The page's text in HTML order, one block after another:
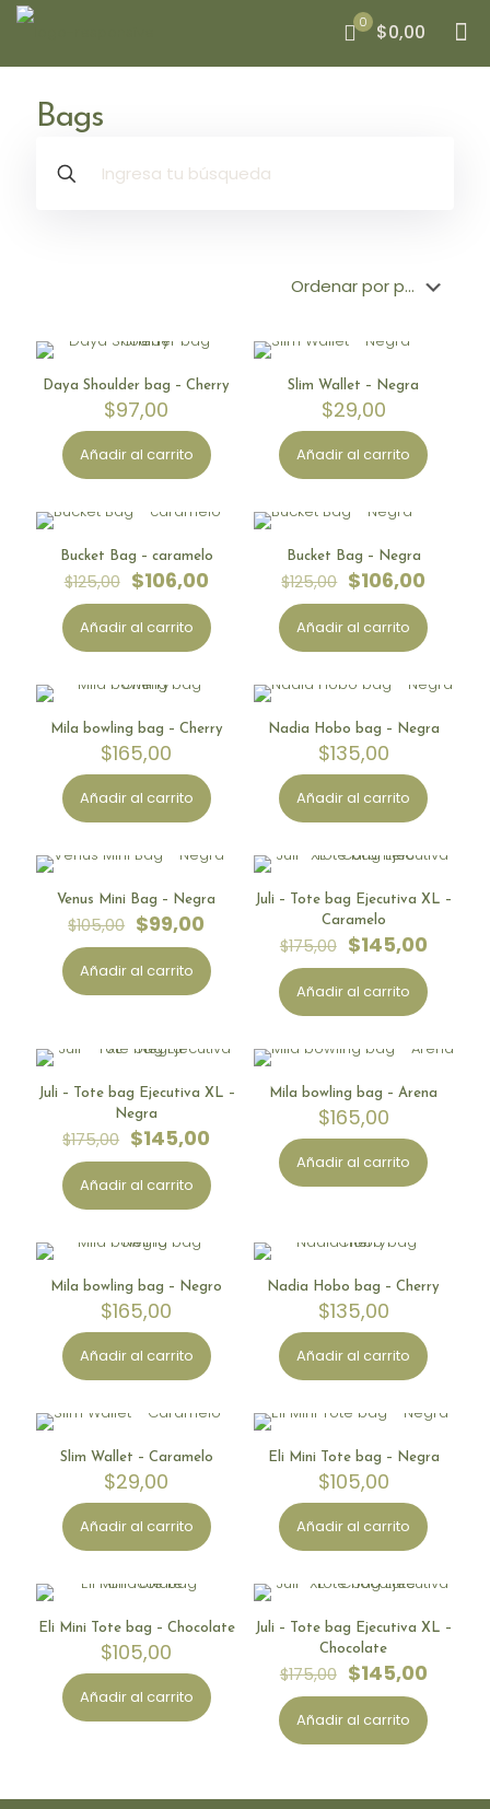
0 $0,00
Bags
Limited Stock
Daya Shoulder bag – Cherry
$97,00
Añadir al carrito
Limited Stock
Slim Wallet – Negra
$29,00
Añadir al carrito
EN OFERTA
- 15 %
Bucket Bag – caramelo
$125,00 El
precio
original
era:
$106,00El
actual
es:
Añadir al carrito
EN OFERTA
15 %
Bucket Bag – Negra
$125,00 El
precio
original
era:
$106,00
actual
es:
Añadir al carrito
Limited Stock
Mila bowling bag – Cherry
$165,00
Añadir al carrito
Limited Stock
Nadia Hobo bag – Negra
$135,00
Añadir al carrito
EN OFERTA
6 %
Venus Mini Bag – Negra
$105,00 El
precio
original
era:
$99,00
actual
es:
Añadir al carrito
EN OFERTA
-17 %
Juli – Tote bag Ejecutiva XL –
Caramelo
$175,00 El
precio
original
era:
$145,00El
actual
es:
Añadir al carrito
EN OFERTA
-17 %
Juli – Tote bag Ejecutiva XL –
Negra
$175,00 El
precio
original
era:
$145,00
actual
es:
Añadir al carrito
Limited Stock
Mila bowling bag – Arena
$165,00
Añadir al carrito
Limited Stock
Mila bowling bag – Negro
$165,00
Añadir al carrito
Limited Stock
Nadia Hobo bag – Cherry
$135,00
Añadir al carrito
Limited Stock
Slim Wallet – Caramelo
$29,00
Añadir al carrito
Limited Stock
Eli Mini Tote bag – Negra
$105,00
Añadir al carrito
Limited Stock
Eli Mini Tote bag – Chocolate
$105,00
Añadir al carrito
EN OFERTA
-17 %
Juli – Tote bag Ejecutiva XL –
Chocolate
$175,00 El
precio
original
era:
$145,00El
actual
es:
Añadir al carrito